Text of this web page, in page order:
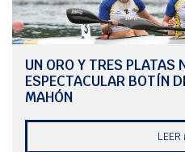
UN ORO Y TRES PLATAS
ESPECTACULAR BOTÍN
MAHÓN
LEER